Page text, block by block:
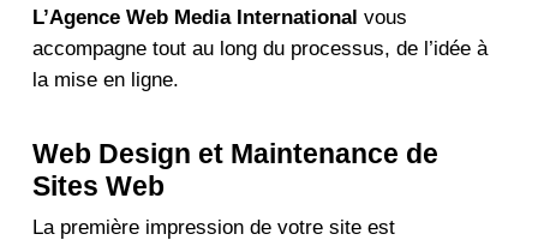
L’Agence Web Media International vous
accompagne tout au long du processus, de l’idée à
la mise en ligne.
Web Design et Maintenance de
Sites Web
La première impression de votre site est